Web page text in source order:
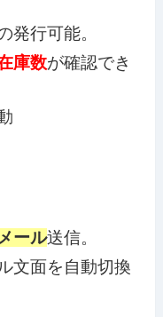
発行可能。
庫数が確認でき
ール送信。
文面を自動切換